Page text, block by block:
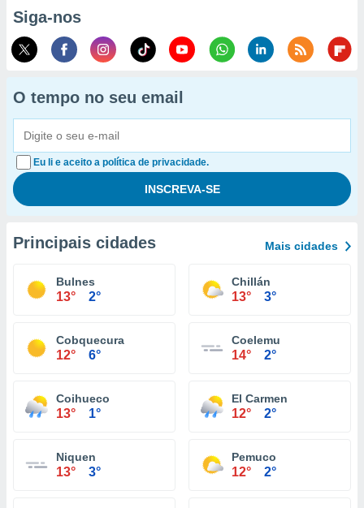
Siga-nos
O tempo no seu email
Eu li e aceito a política de privacidade.
Principais cidades Mais cidades
Bulnes
13° 2°
Chillán
13° 3°
Cobquecura
12° 6°
Coelemu
14° 2°
Coihueco
13° 1°
El Carmen
12° 2°
Niquen
13° 3°
Pemuco
12° 2°